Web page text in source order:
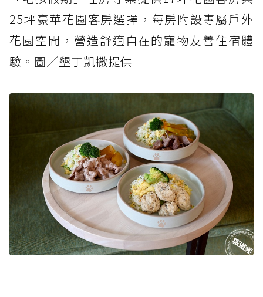
25坪豪華花園客房選擇，每房附設專屬戶外
花園空間，營造舒適自在的寵物友善住宿體
驗。圖／墾丁凱撒提供